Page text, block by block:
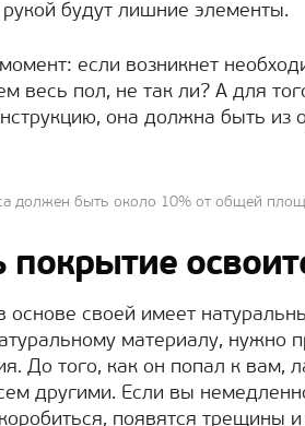
будут лишние элементы.
если возникнет
весь пол, не так ли? А для
она должна быть из
должен быть около 10% от общей
покрытие
основе своей имеет
материалу, нужно
До того, как он попал к вам,
другими. Если вы
появятся трещины